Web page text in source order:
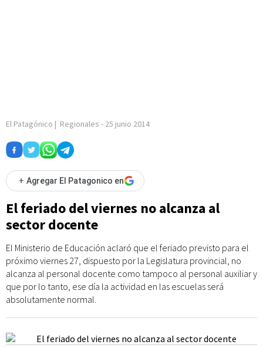
El Patagónico | Regionales - 25 junio 2014
+ Agregar El Patagonico en
El feriado del viernes no alcanza al
sector docente
El Ministerio de Educación aclaró que el feriado previsto para el
próximo viernes 27, dispuesto por la Legislatura provincial, no
alcanza al personal docente como tampoco al personal auxiliar y
que por lo tanto, ese día la actividad en las escuelas será
absolutamente normal.